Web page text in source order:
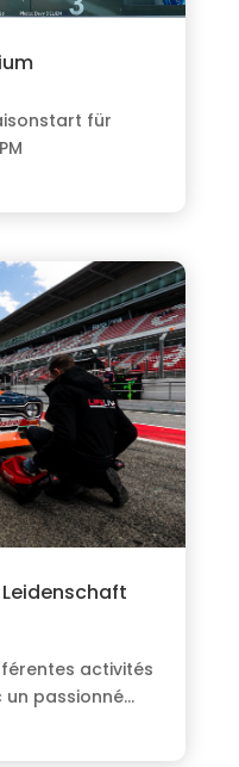
für
: Leidenschaft
activités
un passionné…